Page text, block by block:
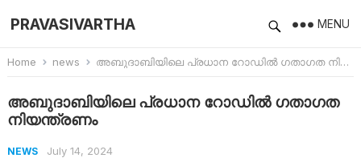
PRAVASIVARTHA MENU
Home news അബുദാബിയിലെ പ്രധാന റോഡിൽ ​ഗതാ​ഗത നിയന്ത്രണം
അബുദാബിയിലെ പ്രധാന റോഡിൽ ​ഗതാ​ഗത
നിയന്ത്രണം
NEWS July 14, 2024